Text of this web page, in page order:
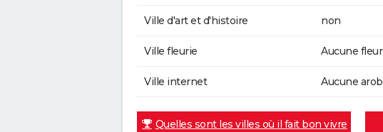
Ville d'art et d'histoire non
Ville fleurie Aucune fleur
Ville internet Aucune
Quelles sont les villes où il fait bon vivre